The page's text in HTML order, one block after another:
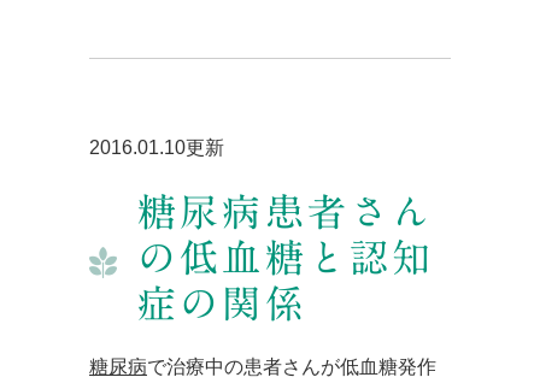
2016.01.10更新
糖尿病患者さん
の低血糖と認知
症の関係
糖尿病で治療中の患者さんが低血糖発作